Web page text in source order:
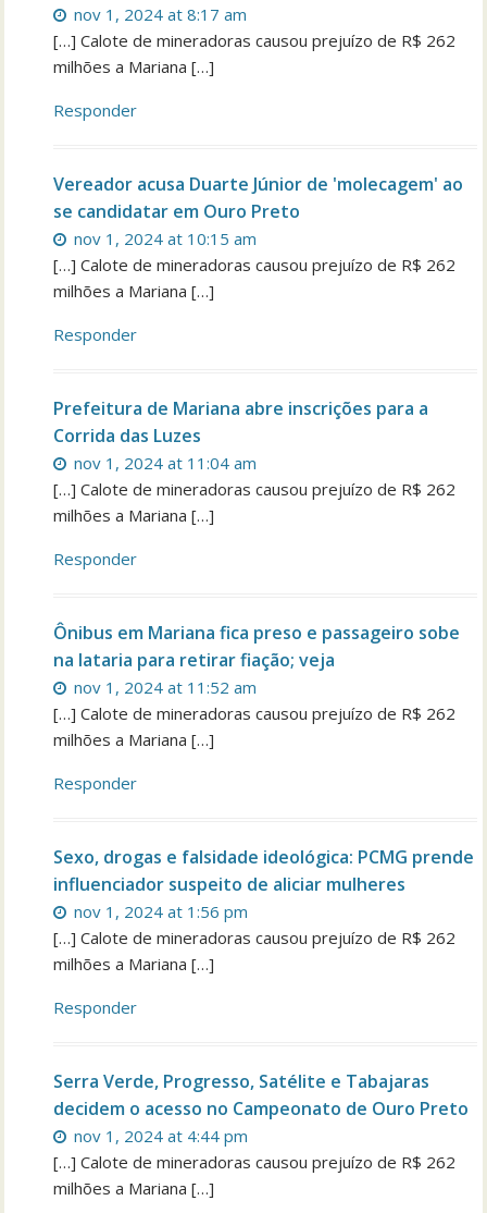
nov 1, 2024 at 8:17 am
[…] Calote de mineradoras causou prejuízo de R$ 262
milhões a Mariana […]
Responder
Vereador acusa Duarte Júnior de 'molecagem' ao
se candidatar em Ouro Preto
nov 1, 2024 at 10:15 am
[…] Calote de mineradoras causou prejuízo de R$ 262
milhões a Mariana […]
Responder
Prefeitura de Mariana abre inscrições para a
Corrida das Luzes
nov 1, 2024 at 11:04 am
[…] Calote de mineradoras causou prejuízo de R$ 262
milhões a Mariana […]
Responder
Ônibus em Mariana fica preso e passageiro sobe
na lataria para retirar fiação; veja
nov 1, 2024 at 11:52 am
[…] Calote de mineradoras causou prejuízo de R$ 262
milhões a Mariana […]
Responder
Sexo, drogas e falsidade ideológica: PCMG prende
influenciador suspeito de aliciar mulheres
nov 1, 2024 at 1:56 pm
[…] Calote de mineradoras causou prejuízo de R$ 262
milhões a Mariana […]
Responder
Serra Verde, Progresso, Satélite e Tabajaras
decidem o acesso no Campeonato de Ouro Preto
nov 1, 2024 at 4:44 pm
[…] Calote de mineradoras causou prejuízo de R$ 262
milhões a Mariana […]